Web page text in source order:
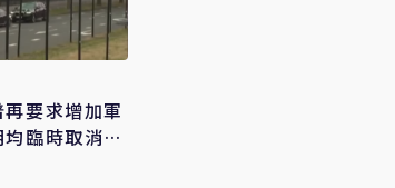
再要求增加軍
臨時取消出